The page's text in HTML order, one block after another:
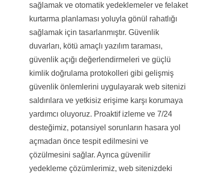
sağlamak ve otomatik yedeklemeler ve felaket
kurtarma planlaması yoluyla gönül rahatlığı
sağlamak için tasarlanmıştır. Güvenlik
duvarları, kötü amaçlı yazılım taraması,
güvenlik açığı değerlendirmeleri ve güçlü
kimlik doğrulama protokolleri gibi gelişmiş
güvenlik önlemlerini uygulayarak web sitenizi
saldırılara ve yetkisiz erişime karşı korumaya
yardımcı oluyoruz. Proaktif izleme ve 7/24
desteğimiz, potansiyel sorunların hasara yol
açmadan önce tespit edilmesini ve
çözülmesini sağlar. Ayrıca güvenilir
yedekleme çözümlerimiz, web sitenizdeki